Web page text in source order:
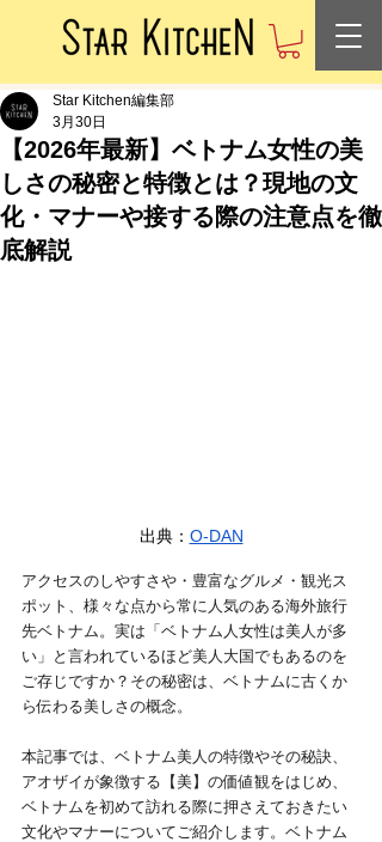
【2026年最新】ベトナム女性の美
しさの秘密と特徴とは？現地の文
化・マナーや接する際の注意点を徹
底解説
Star Kitchen編集部
3月30日
出典： O-DAN
アクセスのしやすさや・豊富なグルメ・観光ス
ポット、様々な点から常に人気のある海外旅行
先ベトナム。実は「ベトナム人女性は美人が多
い」と言われているほど美人大国でもあるのを
ご存じですか？その秘密は、ベトナムに古くか
ら伝わる美しさの概念。
本記事では、ベトナム美人の特徴やその秘訣、
アオザイが象徴する【美】の価値観をはじめ、
ベトナムを初めて訪れる際に押さえておきたい
文化やマナーについてご紹介します。ベトナム